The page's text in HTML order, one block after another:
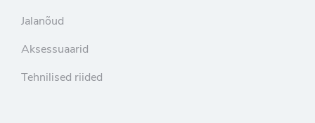
Jalanõud
Aksessuaarid
Tehnilised riided